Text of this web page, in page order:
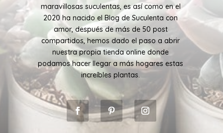
maravillosas suculentas, es así como en el
2020 ha nacido el Blog de Suculenta con
amor, después de más de 50 post
compartidos, hemos dado el paso a abrir
nuestra propia tienda online donde
podamos hacer llegar a más hogares estas
increíbles plantas.